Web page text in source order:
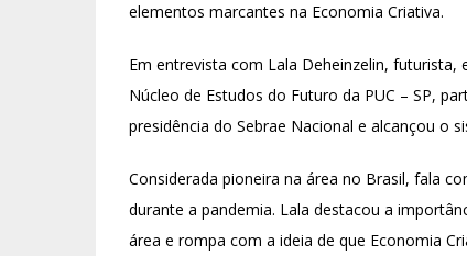
elementos marcantes na Economia Criativa.
Em entrevista com Lala Deheinzelin,
Núcleo de Estudos do Futuro da PUC – SP,
presidência do Sebrae Nacional e alcançou o
Considerada pioneira na área no Brasil, fala
durante a pandemia. Lala destacou a
área e rompa com a ideia de que Economia